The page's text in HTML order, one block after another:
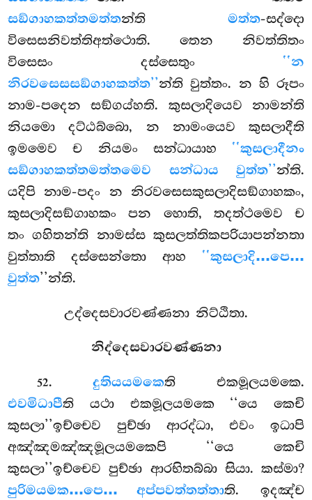
සඞ්ගාහකත්තමත්තන්ති මත්ත-සද්දො
විසෙසනිවත්තිඅත්ථොති. තෙන නිවත්තිතං
විසෙසං දස්සෙතුං ‘‘න
නිරවසෙසසඞ්ගාහකත්ත’’න්ති වුත්තං. න හි රූපං
නාම-පදෙන සඞ්ගය්හති. කුසලාදියෙව නාමන්ති
නියමො දට්ඨබ්බො, න නාමංයෙව කුසලාදීති
ඉමමෙව ච නියමං සන්ධායාහ ‘‘කුසලාදීනං
සඞ්ගාහකත්තමත්තමෙව සන්ධාය වුත්ත’’න්ති.
යදිපි නාම-පදං න නිරවසෙසකුසලාදිසඞ්ගාහකං,
කුසලාදිසඞ්ගාහකං පන හොති, තදත්ථමෙව ච
තං ගහිතන්ති නාමස්ස කුසලත්තිකපරියාපන්නතා
වුත්තාති දස්සෙන්තො ආහ ‘‘කුසලාදි…පෙ…
වුත්ත’’න්ති.
උද්දෙසවාරවණ්ණනා නිට්ඨිතා.
නිද්දෙසවාරවණ්ණනා
52.දුතියයමකෙති එකමූලයමකෙ.
එවමිධාපීති යථා එකමූලයමකෙ ‘‘යෙ කෙචි
කුසලා’’ඉච්චෙව පුච්ඡා ආරද්ධා, එවං ඉධාපි
අඤ්ඤමඤ්ඤමූලයමකෙපි ‘‘යෙ කෙචි
කුසලා’’ඉච්චෙව පුච්ඡා ආරභිතබ්බා සියා. කස්මා?
පුරිමයමක…පෙ… අප්පවත්තත්තාති. ඉදඤ්ච